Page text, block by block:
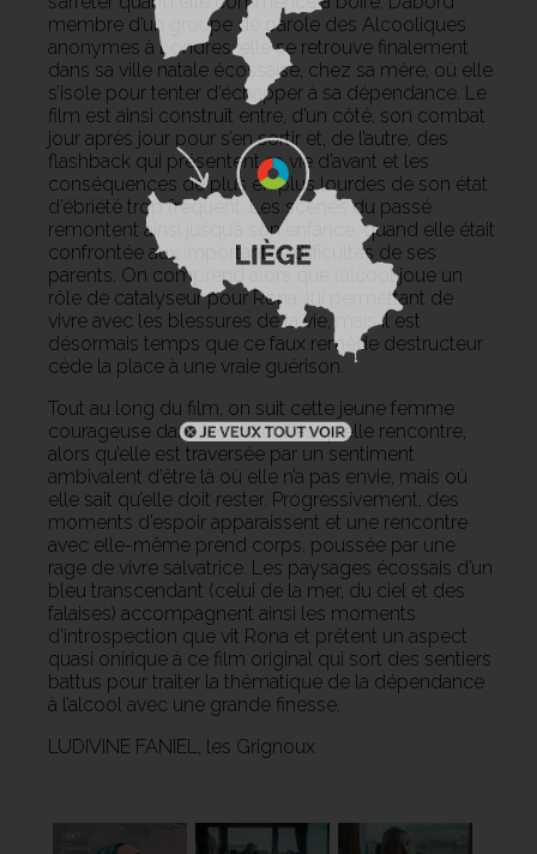
membre d’un groupe de parole des Alcooliques
anonymes à Londres, elle se retrouve finalement
dans sa ville natale écossaise, chez sa mère, où elle
s’isole pour tenter d’échapper à sa dépendance. Le
film est ainsi construit entre, d’un côté, son combat
jour après jour pour s’en sortir et, de l’autre, des
flashback qui présentent sa vie d’avant et les
conséquences de plus en plus lourdes de son état
d’ébriété trop fréquent. Les scènes du passé
remontent ainsi jusqu’à son enfance, quand elle était
confrontée aux importantes difficultés de ses
parents. On comprend alors que l’alcool joue un
rôle de catalyseur pour Rona, lui permettant de
vivre avec les blessures de la vie, mais il est
désormais temps que ce faux remède destructeur
cède la place à une vraie guérison.
Tout au long du film, on suit cette jeune femme
courageuse dans les difficultés qu’elle rencontre,
alors qu’elle est traversée par un sentiment
ambivalent d’être là où elle n’a pas envie, mais où
elle sait qu’elle doit rester. Progressivement, des
moments d’espoir apparaissent et une rencontre
avec elle-même prend corps, poussée par une
rage de vivre salvatrice. Les paysages écossais d’un
bleu transcendant (celui de la mer, du ciel et des
falaises) accompagnent ainsi les moments
d’introspection que vit Rona et prêtent un aspect
quasi onirique à ce film original qui sort des sentiers
battus pour traiter la thématique de la dépendance
à l’alcool avec une grande finesse.
LUDIVINE FANIEL, les Grignoux